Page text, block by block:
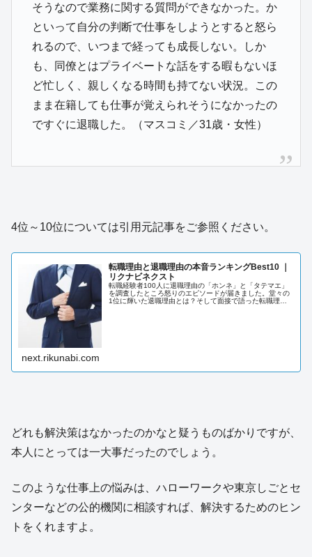
そうなので業務に関する質問ができなかった。か
といって自分の判断で仕事をしようとすると怒ら
れるので、いつまで経っても成長しない。しか
も、同僚とはプライベートな話をする暇もないほ
ど忙しく、親しくなる時間も持てない状況。この
まま在籍しても仕事が覚えられそうになかったの
ですぐに退職した。（マスコミ／31歳・女性）
4位～10位については引用元記事をご参照ください。
転職理由と退職理由の本音ランキングBest10 ｜
リクナビネクスト
転職経験者100人に退職理由の「ホンネ」と「タテマエ」
を調査したところ怒りのエピソードが届きました。堂々の
1位に輝いた退職理由とは？そして面接で語った転職理由
next.rikunabi.com
どれも解決策はなかったのかなと疑うものばかりですが、
本人にとっては一大事だったのでしょう。
このような仕事上の悩みは、ハローワークや東京しごとセ
ンターなどの公的機関に相談すれば、解決するためのヒン
トをくれますよ。